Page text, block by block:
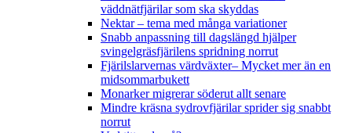
väddnätfjärilar som ska skyddas
Nektar – tema med många variationer
Snabb anpassning till dagslängd hjälper
svingelgräsfjärilens spridning norrut
Fjärilslarvernas värdväxter– Mycket mer än en
midsommarbukett
Monarker migrerar söderut allt senare
Mindre kräsna sydrovfjärilar sprider sig snabbt
norrut